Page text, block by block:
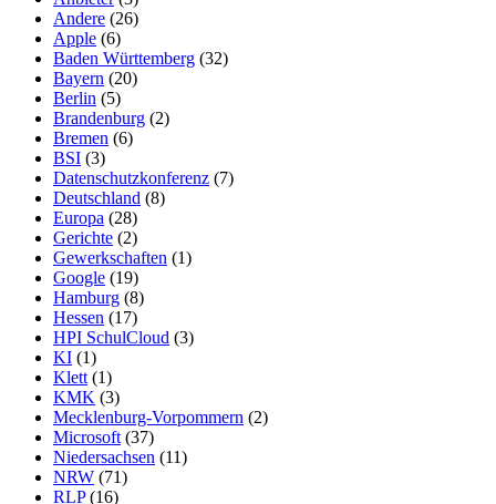
Andere (26)
Apple (6)
Baden Württemberg (32)
Bayern (20)
Berlin (5)
Brandenburg (2)
Bremen (6)
BSI (3)
Datenschutzkonferenz (7)
Deutschland (8)
Europa (28)
Gerichte (2)
Gewerkschaften (1)
Google (19)
Hamburg (8)
Hessen (17)
HPI SchulCloud (3)
KI (1)
Klett (1)
KMK (3)
Mecklenburg-Vorpommern (2)
Microsoft (37)
Niedersachsen (11)
NRW (71)
RLP(16)